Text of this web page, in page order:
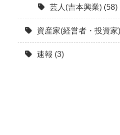
芸人(吉本興業) (58)
資産家(経営者・投資家)
速報 (3)